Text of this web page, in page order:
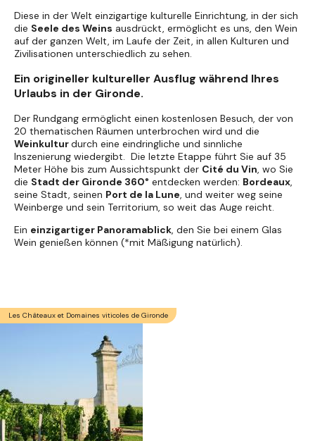
Diese in der Welt einzigartige kulturelle Einrichtung, in der sich
die Seele des Weins ausdrückt, ermöglicht es uns, den Wein
auf der ganzen Welt, im Laufe der Zeit, in allen Kulturen und
Zivilisationen unterschiedlich zu sehen.
Ein origineller kultureller Ausflug während Ihres
Urlaubs in der Gironde.
Der Rundgang ermöglicht einen kostenlosen Besuch, der von
20 thematischen Räumen unterbrochen wird und die
Weinkulturdurch eine eindringliche und sinnliche
Inszenierung wiedergibt. Die letzte Etappe führt Sie auf 35
Meter Höhe bis zum Aussichtspunkt der Cité du Vin, wo Sie
die Stadt der Gironde 360° entdecken werden: Bordeaux,
seine Stadt, seinen Port de la Lune, und weiter weg seine
Weinberge und sein Territorium, so weit das Auge reicht.
Ein einzigartiger Panoramablick, den Sie bei einem Glas
Wein genießen können (*mit Mäßigung natürlich).
Les Châteaux et Domaines viticoles de Gironde